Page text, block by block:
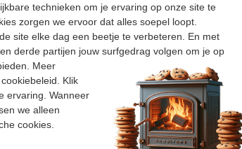
Blij mee!
technieken om je ervaring op onze site te
zorgen we ervoor dat alles soepel loopt.
site elke dag een beetje te verbeteren. En met
derde partijen jouw surfgedrag volgen om je op
Meer
Klik
ervaring. Wanneer
we alleen
cookies.